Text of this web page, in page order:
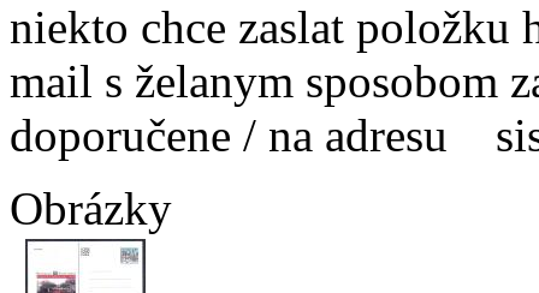
niekto chce zaslat položku
mail s želanym sposobom
doporučene / na adresu
Obrázky